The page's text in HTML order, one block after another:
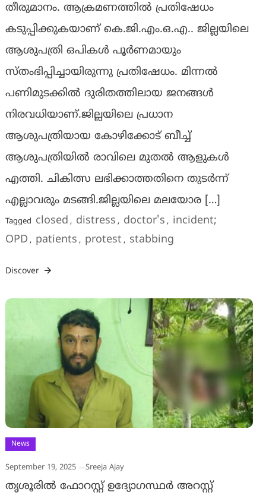
തീരുമാനം. ആക്രമണത്തിൽ പ്രതിഷേധം
കടുപ്പിക്കുകയാണ് കെ.ജി.എം.ഒ.എ.. ജില്ലയിലെ
ആശുപത്രി ഒപികൾ പൂർണമായും
സ്തംഭിപ്പിച്ചായിരുന്നു പ്രതിഷേധം. മിന്നൽ
പണിമുടക്കിൽ ദുരിതത്തിലായ ജനങ്ങൾ
നിരവധിയാണ്.ജില്ലയിലെ പ്രധാന
ആശുപത്രിയായ കോഴിക്കോട് ബീച്ച്
ആശുപത്രിയിൽ രാവിലെ മുതൽ ആളുകൾ
എത്തി. ചികിത്സ ലഭിക്കാത്തതിനെ തുടർന്ന്
എല്ലാവരും മടങ്ങി.ജില്ലയിലെ മലയോര […]
Tagged closed , distress , doctor's , incident;
OPD , patients , protest , stabbing
Discover
News
September 19, 2025 Sreeja Ajay
തൃശൂരിൽ ഫോറസ്റ്റ് ഉദ്യോഗസ്ഥർ അറസ്റ്റ്